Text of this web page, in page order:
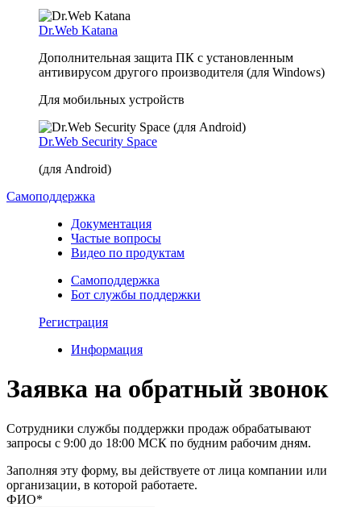
Dr.Web Katana
Дополнительная защита ПК с установленным
антивирусом другого производителя (для Windows)
Для мобильных устройств
Dr.Web Security Space
(для Android)
Самоподдержка
Документация
Частые вопросы
Видео по продуктам
Самоподдержка
Бот службы поддержки
Регистрация
Информация
Заявка на обратный звонок
Сотрудники службы поддержки продаж обрабатывают
запросы с 9:00 до 18:00 МСК по будним рабочим дням.
Заполняя эту форму, вы действуете от лица компании или
организации, в которой работаете.
ФИО*